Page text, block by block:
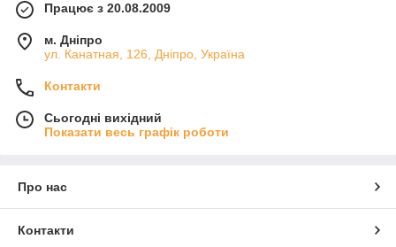
Працює з 20.08.2009
м. Дніпро
ул. Канатная, 126, Дніпро, Україна
Контакти
Сьогодні вихідний
Показати весь графік роботи
Про нас
Контакти